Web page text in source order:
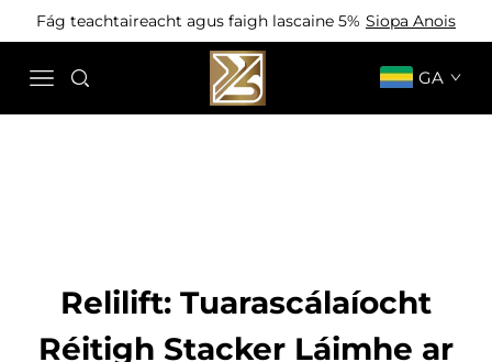
Fág teachtaireacht agus faigh lascaine 5% Siopa Anois
GA
Relilift: Tuarascálaíocht
Réitigh Stacker Láimhe ar